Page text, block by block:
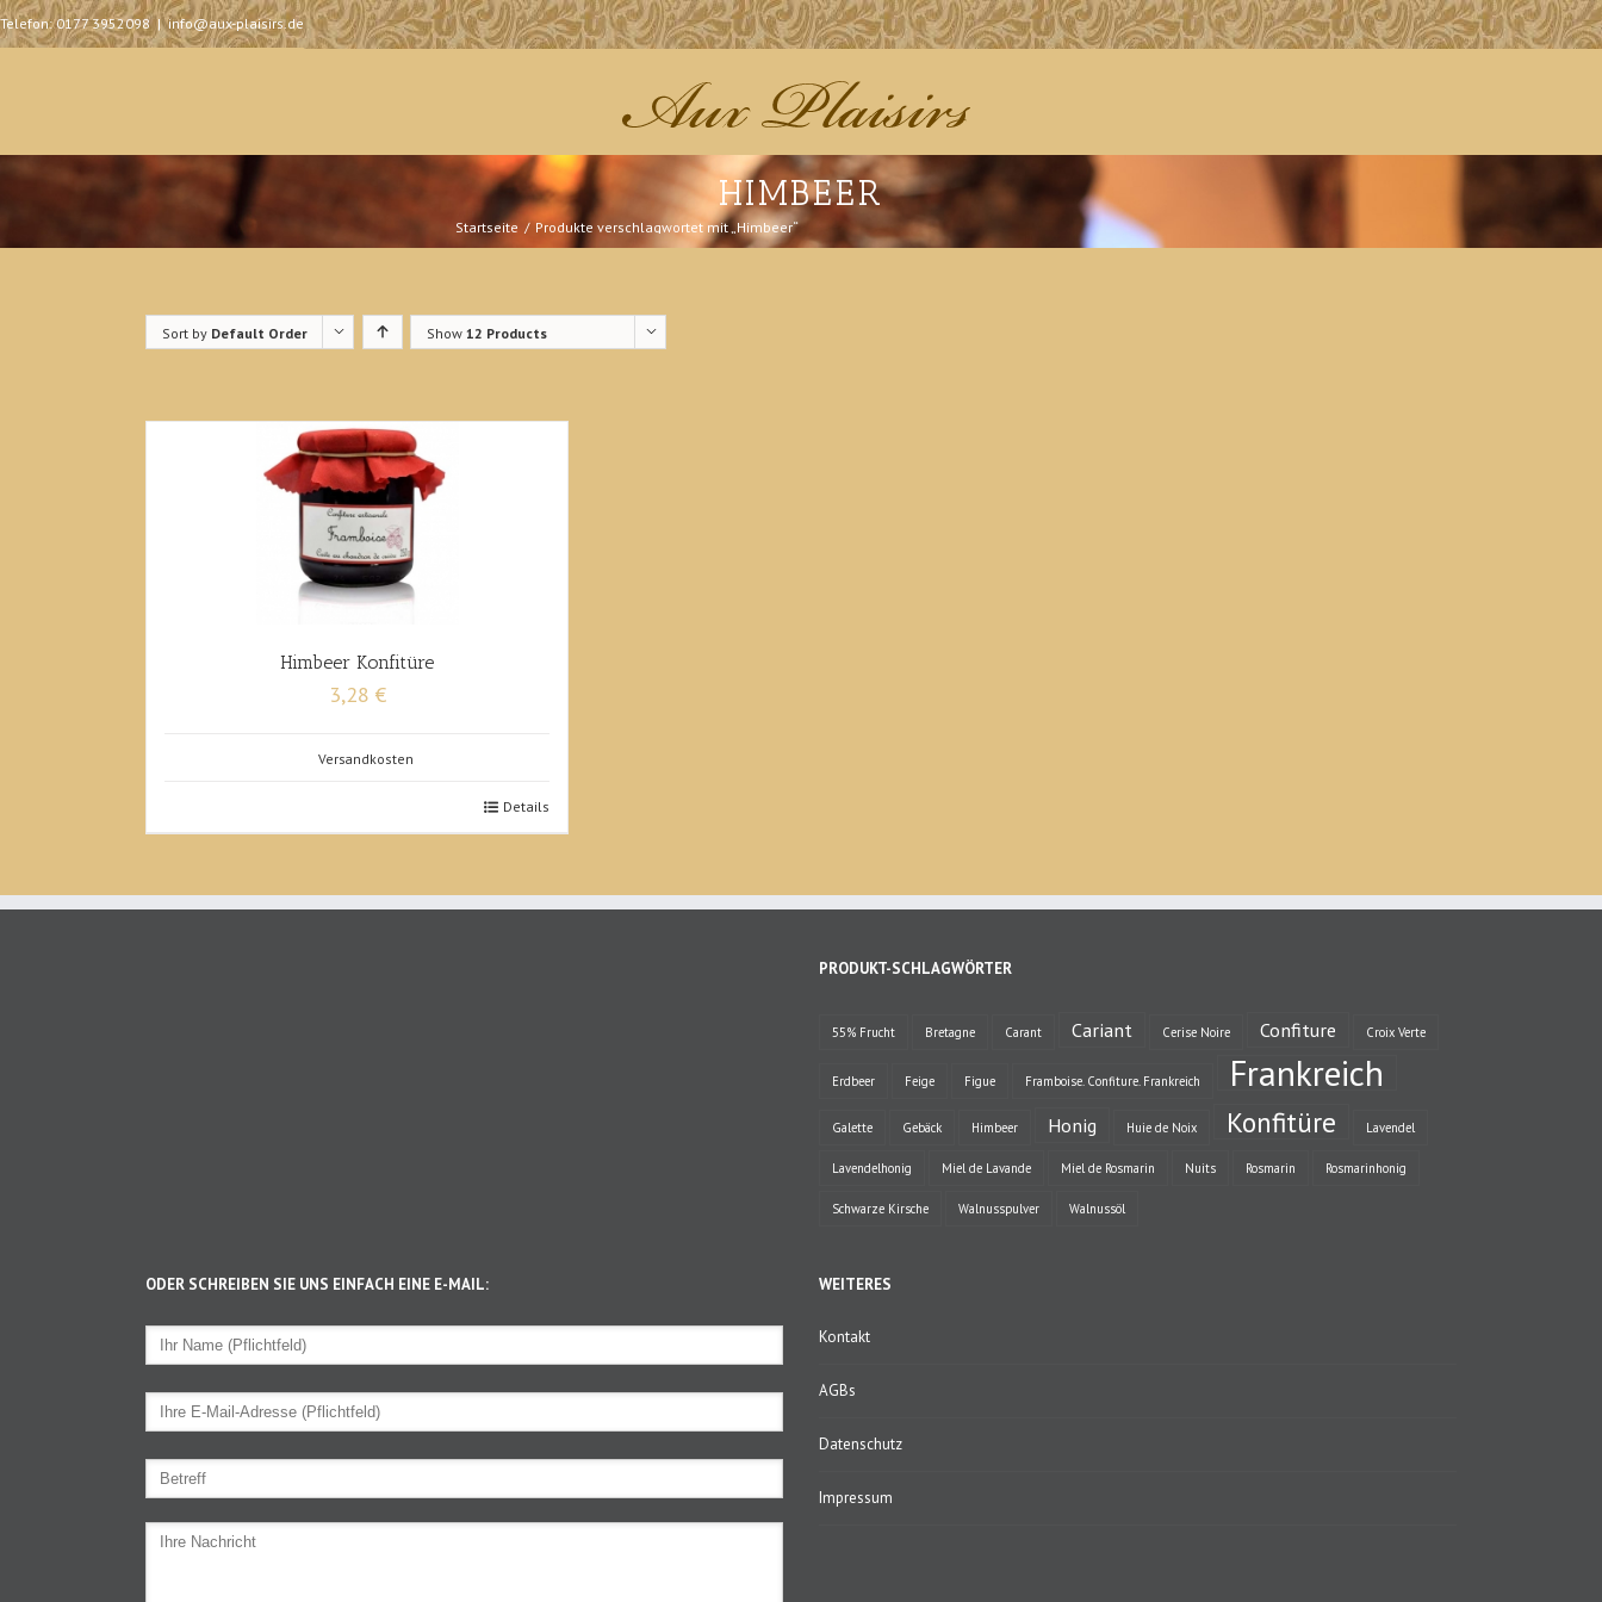
Telefon: 0177 3952098 | info@aux-plaisirs.de
HIMBEER
Startseite Produkte verschlagwortet mit „Himbeer“
Sort by Default Order Show 12 Products
Himbeer Konfitüre
3,28 €
Versandkosten
Details
PRODUKT-SCHLAGWÖRTER
55% Frucht Bretagne Carant Cariant Cerise Noire Confiture Croix Verte
Erdbeer Feige Figue Framboise. Confiture. Frankreich Frankreich
Galette Gebäck Himbeer Honig Huie de Noix Konfitüre Lavendel
Lavendelhonig Miel de Lavande Miel de Rosmarin Nuits Rosmarin Rosmarinhonig
Schwarze Kirsche Walnusspulver Walnussöl
ODER SCHREIBEN SIE UNS EINFACH EINE E-MAIL: WEITERES
Kontakt
AGBs
Datenschutz
Impressum